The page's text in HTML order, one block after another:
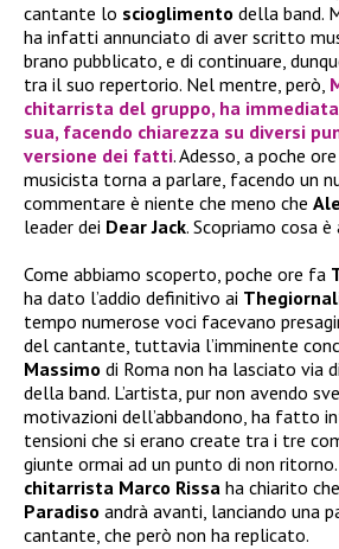
cantante lo scioglimento della band.
ha infatti annunciato di aver scritto
brano pubblicato, e di continuare,
tra il suo repertorio. Nel mentre, però,
chitarrista del gruppo, ha
sua, facendo chiarezza su diversi
versione dei fatti. Adesso, a poche
musicista torna a parlare, facendo un
commentare è niente che meno che
leader dei Dear Jack. Scopriamo cosa è
Come abbiamo scoperto, poche ore fa
ha dato l’addio definitivo ai
tempo numerose voci facevano
del cantante, tuttavia l’imminente
Massimo di Roma non ha lasciato via
della band. L’artista, pur non avendo
motivazioni dell’abbandono, ha fatto
tensioni che si erano create tra i tre
giunte ormai ad un punto di non
chitarrista Marco Rissa ha chiarito
Paradiso andrà avanti, lanciando una
cantante, che però non ha replicato.